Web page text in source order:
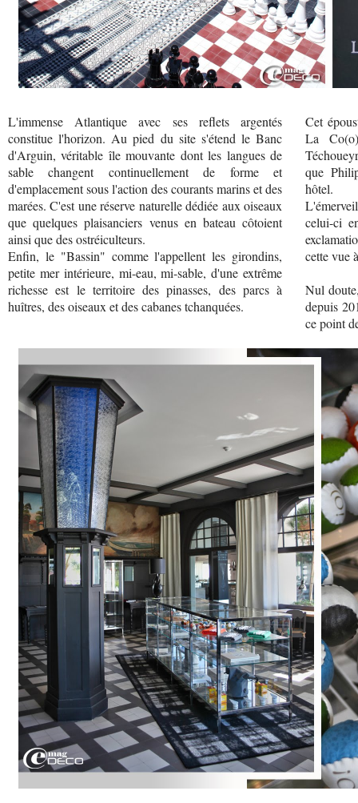
L'immense Atlantique avec ses reflets argentés
constitue l'horizon. Au pied du site s'étend le Banc
d'Arguin, véritable île mouvante dont les langues de
sable changent continuellement de forme et
d'emplacement sous l'action des courants marins et des
marées. C'est une réserve naturelle dédiée aux oiseaux
que quelques plaisanciers venus en bateau côtoient
ainsi que des ostréiculteurs.
Enfin, le "Bassin" comme l'appellent les girondins,
petite mer intérieure, mi-eau, mi-sable, d'une extrême
richesse est le territoire des pinasses, des parcs à
huîtres, des oiseaux et des cabanes tchanquées.
Cet
La
que
hôtel.
celui-ci
cette vue
Nul
depuis
ce point